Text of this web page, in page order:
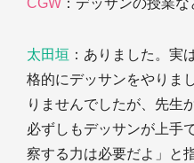
CGW ：デッサンの授業
太田垣 ：ありました。実
格的にデッサンをやりま
りませんでしたが、先生
必ずしもデッサンが上手
察する力は必要だよ」と